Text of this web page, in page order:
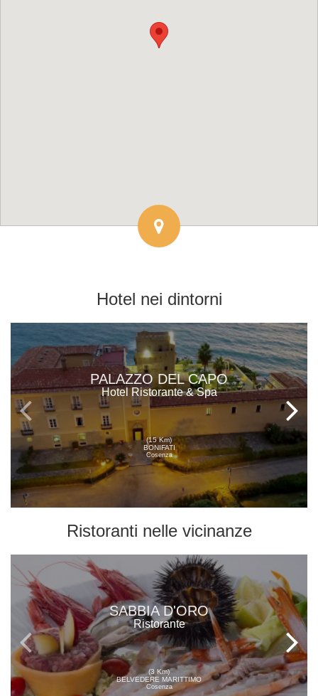
Hotel nei dintorni
PALAZZO DEL CAPO
Hotel Ristorante & Spa
(15 Km)
BONIFATI
Cosenza
Ristoranti nelle vicinanze
SABBIA D'ORO
Ristorante
(3 Km)
BELVEDERE MARITTIMO
Cosenza